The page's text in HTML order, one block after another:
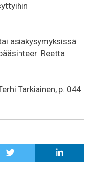
asiakysymyksissä
Reetta
Tarkiainen, p. 044